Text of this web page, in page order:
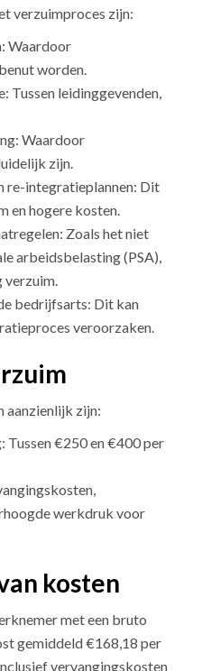
verzuimproces zijn:
Waardoor
worden.
Tussen leidinggevenden,
Waardoor
zijn.
re-integratieplannen: Dit
en hogere kosten.
Zoals het niet
arbeidsbelasting (PSA),
verzuim.
bedrijfsarts: Dit kan
veroorzaken.
aanzienlijk zijn:
Tussen €250 en €400 per
werkdruk voor
kosten
met een bruto
gemiddeld €168,18 per
vervangingskosten